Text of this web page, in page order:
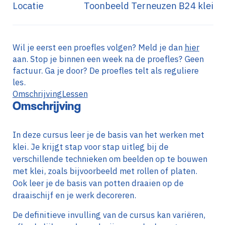
OmschrijvingLessen
Omschrijving
In deze cursus leer je de basis van het werken met
klei. Je krijgt stap voor stap uitleg bij de
verschillende technieken om beelden op te bouwen
met klei, zoals bijvoorbeeld met rollen of platen.
Ook leer je de basis van potten draaien op de
draaischijf en je werk decoreren.
De definitieve invulling van de cursus kan variëren,
Locatie Toonbeeld Terneuzen B24 klei
Wil je eerst een proefles volgen? Meld je dan hier
aan. Stop je binnen een week na de proefles? Geen
factuur. Ga je door? De proefles telt als reguliere
les.